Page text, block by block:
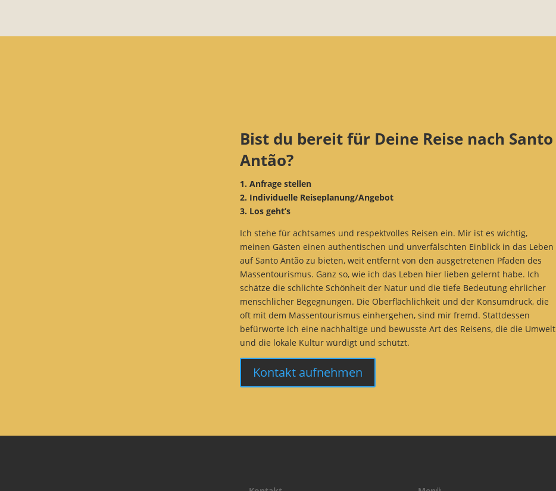
Bist du bereit für Deine Reise nach Santo
Antão?
1. Anfrage stellen
2. Individuelle Reiseplanung/Angebot
3. Los geht’s
Ich stehe für achtsames und respektvolles Reisen ein. Mir ist es wichtig,
meinen Gästen einen authentischen und unverfälschten Einblick in das Leben
auf Santo Antão zu bieten, weit entfernt von den ausgetretenen Pfaden des
Massentourismus. Ganz so, wie ich das Leben hier lieben gelernt habe. Ich
schätze die schlichte Schönheit der Natur und die tiefe Bedeutung ehrlicher
menschlicher Begegnungen. Die Oberflächlichkeit und der Konsumdruck, die
oft mit dem Massentourismus einhergehen, sind mir fremd. Stattdessen
befürworte ich eine nachhaltige und bewusste Art des Reisens, die die Umwelt
und die lokale Kultur würdigt und schützt.
Kontakt aufnehmen